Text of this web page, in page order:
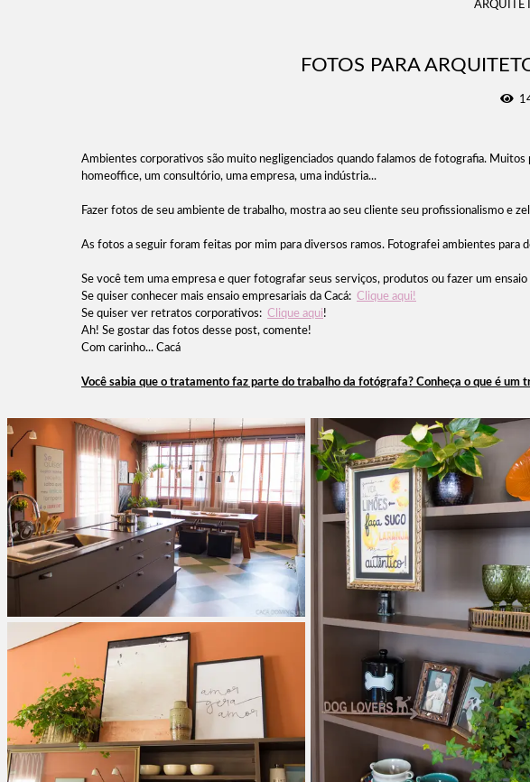
FOTOS PARA
Ambientes corporativos são muito negligenciados quando falamos de fotografia.
homeoffice, um consultório, uma empresa, uma indústria...
Fazer fotos de seu ambiente de trabalho, mostra ao seu cliente seu profissionalismo e
As fotos a seguir foram feitas por mim para diversos ramos. Fotografei ambientes para
Se você tem uma empresa e quer fotografar seus serviços, produtos ou fazer um
Se quiser conhecer mais ensaio empresariais da Cacá: Clique aqui!
Se quiser ver retratos corporativos: Clique aqui!
Ah! Se gostar das fotos desse post, comente!
Com carinho... Cacá
Você sabia que o tratamento faz parte do trabalho da fotógrafa? Conheça o que é um